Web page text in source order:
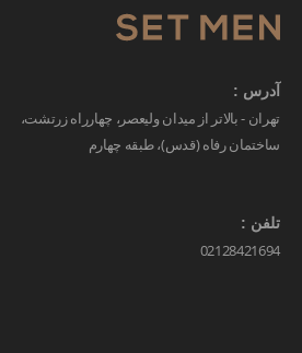
آدرس :
تهران - بالاتر از میدان ولیعصر، چهارراه زرتشت،
ساختمان رفاه (قدس)، طبقه چهارم
تلفن :
02128421694